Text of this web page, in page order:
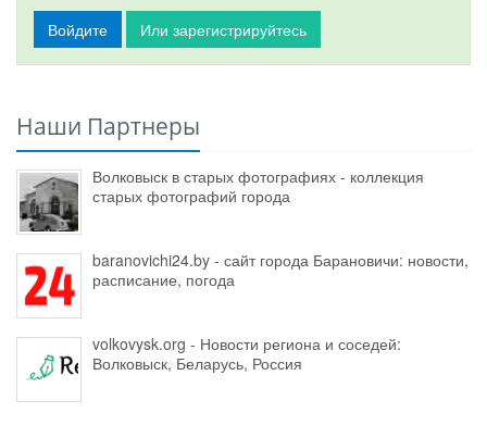
Войдите Или зарегистрируйтесь
Наши Партнеры
Волковыск в старых фотографиях - коллекция
старых фотографий города
baranovichi24.by - сайт города Барановичи: новости,
расписание, погода
volkovysk.org - Новости региона и соседей:
Волковыск, Беларусь, Россия